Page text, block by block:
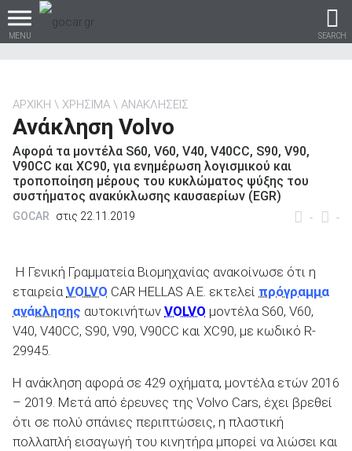
MENU SEARCH
Βρες τα πάντα για το
αυτοκίνητο!
Καινούρια
ΑΝΑΖΗΤΗΣΗ
ΑΡΧΙΚΗ ΧΡΗΣΙΜΑ ΑΝΑΚΛΗΣΕΙΣ
Ανάκληση Volvo
Αφορά τα μοντέλα S60, V60, V40, V40CC, S90, V90,
V90CC και XC90, για ενημέρωση λογισμικού και
τροποποίηση μέρους του κυκλώματος ψύξης του
συστήματος ανακύκλωσης καυσαερίων (EGR)
- -
GOCAR στις 22.11.2019
Η Γενική Γραμματεία Βιομηχανίας ανακοίνωσε ότι η
εταιρεία VOLVO CAR HELLAS Α.Ε. εκτελεί πρόγραμμα
ανάκλησης αυτοκινήτων VOLVO μοντέλα S60, V60,
V40, V40CC, S90, V90, V90CC και XC90, µε κωδικό R-
29945.
Η ανάκληση αφορά σε 429 οχήματα, μοντέλα ετών 2016
– 2019. Μετά από έρευνες της Volvo Cars, έχει βρεθεί
ότι σε πολύ σπάνιες περιπτώσεις, η πλαστική
πολλαπλή εισαγωγή του κινητήρα μπορεί να λιώσει και